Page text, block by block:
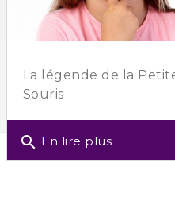
La légende de la
Souris
search En lire plus